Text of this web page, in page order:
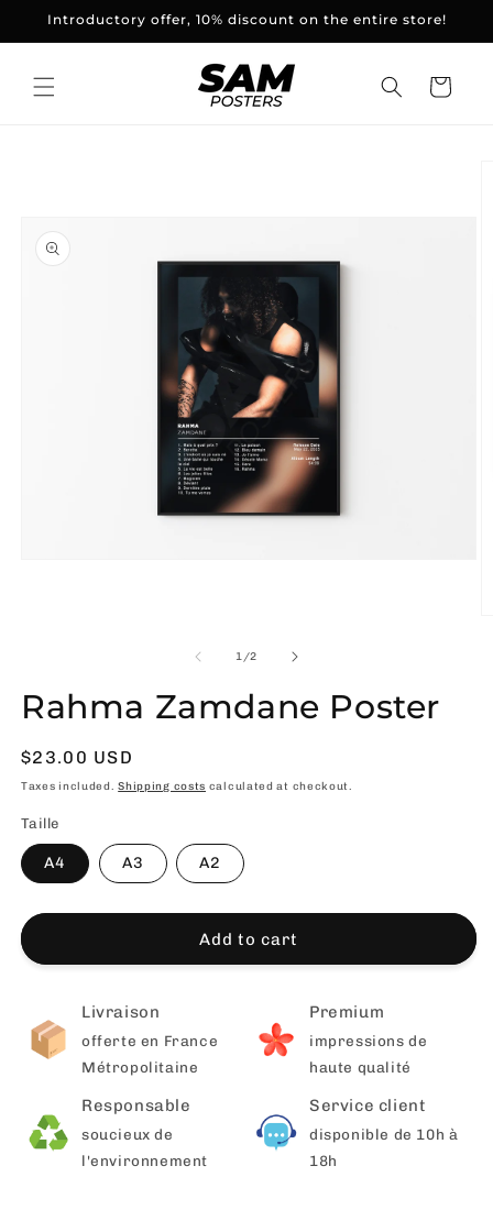
and
Introductory offer, 10% discount on the entire store!
Basket
1/of
2
Rahma Zamdane Poster
Usual
price
$23.00 USD
Taxes included.Shipping costs calculated at checkout.
Taille
A4 A3 A2
Add to cart
Livraison
offerte en France
Métropolitaine
Premium
impressions de
haute qualité
Responsable
soucieux de
l'environnement
Service client
disponible de 10h à
18h